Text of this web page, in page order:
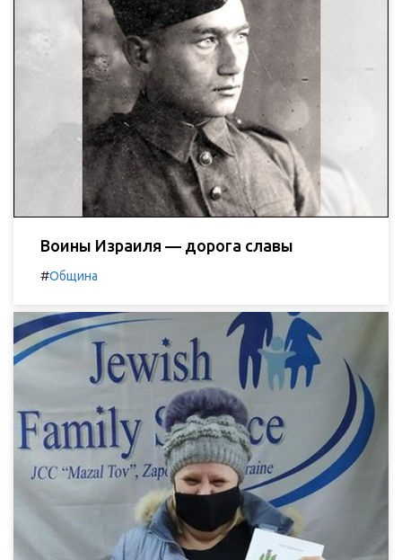
Воины Израиля — дорога славы
#Община